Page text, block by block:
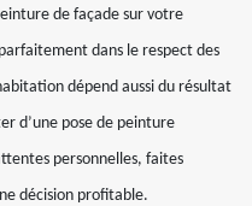
de façade sur votre
dans le respect des
dépend aussi du résultat
d’une pose de peinture
personnelles, faites
décision profitable.